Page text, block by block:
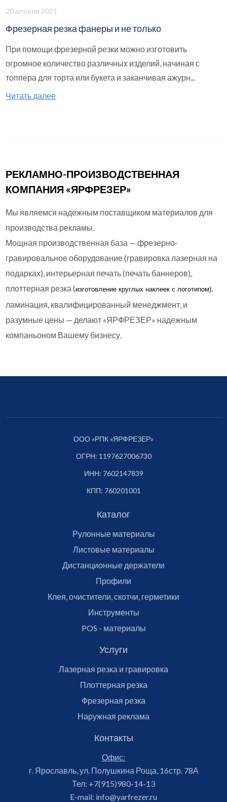
20 апреля 2021
Фрезерная резка фанеры и не только
При помощи фрезерной резки можно изготовить
огромное количество различных изделий, начиная с
топпера для торта или букета и заканчивая ажурн...
Читать далее
РЕКЛАМНО-ПРОИЗВОДСТВЕННАЯ
КОМПАНИЯ «ЯРФРЕЗЕР»
Мы являемся надежным поставщиком материалов для
производства рекламы.
Мощная производственная база — фрезерно-
гравировальное оборудование (гравировка лазерная на
подарках), интерьерная печать (печать баннеров),
плоттерная резка (изготовление круглыхнаклеек с логотипом),
ламинация, квалифицированный менеджмент, и
разумные цены — делают «ЯРФРЕЗЕР» надежным
компаньоном Вашему бизнесу.
ООО «РПК «ЯРФРЕЗЕР»
ОГРН: 1197627006730
ИНН: 7602147839
КПП: 760201001
Каталог
Рулонные материалы
Листовые материалы
Дистанционные держатели
Профили
Клея, очистители, скотчи, герметики
Инструменты
POS - материалы
Услуги
Лазерная резка и гравировка
Плоттерная резка
Фрезерная резка
Наружная реклама
Контакты
Офис:
г. Ярославль, ул. Полушкина Роща, 16стр. 78А
Тел: +7(915)980-14-13
E-mail: info@yarfrezer.ru